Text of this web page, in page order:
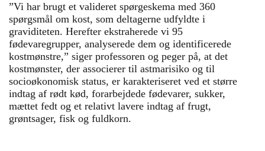
”Vi har brugt et valideret spørgeskema med 360
spørgsmål om kost, som deltagerne udfyldte i
graviditeten. Herefter ekstraherede vi 95
fødevaregrupper, analyserede dem og identificerede
kostmønstre,” siger professoren og peger på, at det
kostmønster, der associerer til astmarisiko og til
socioøkonomisk status, er karakteriseret ved et større
indtag af rødt kød, forarbejdede fødevarer, sukker,
mættet fedt og et relativt lavere indtag af frugt,
grøntsager, fisk og fuldkorn.